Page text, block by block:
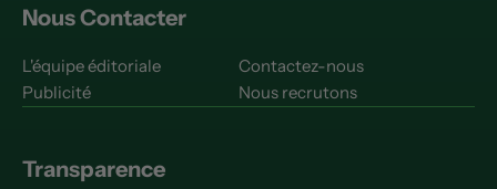
Nous Contacter
L'équipe éditoriale
Contactez-nous
Publicité
Nous recrutons
Transparence